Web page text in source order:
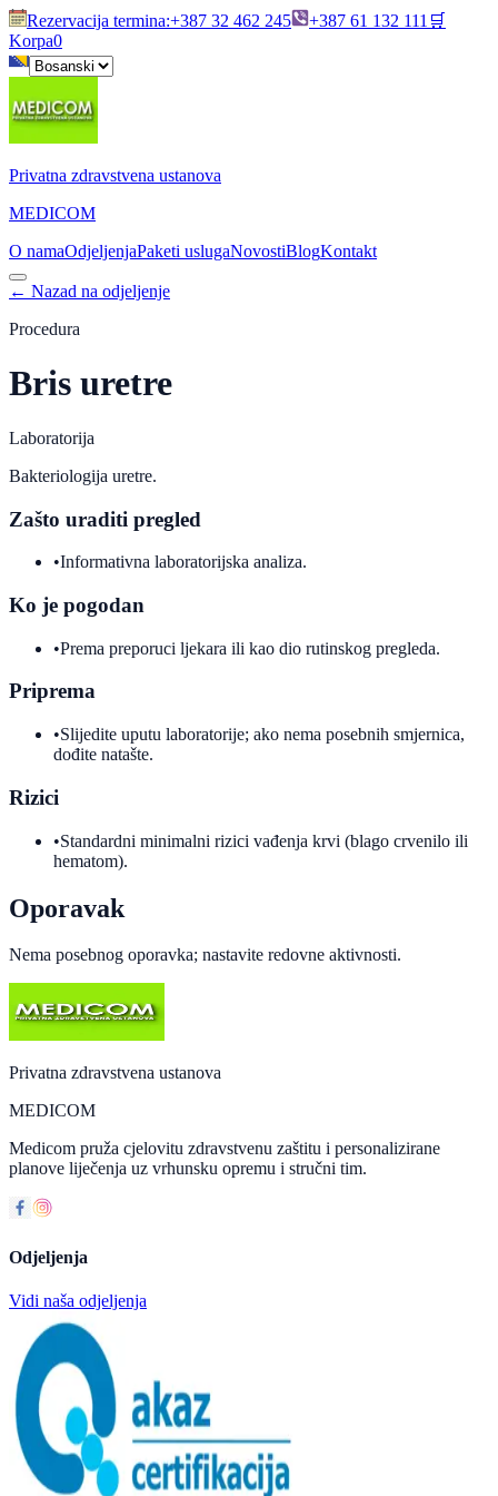
Rezervacija termina:+387 32 462 245 +387 61 132 111 🛒
Korpa0
Privatna zdravstvena ustanova
MEDICOM
O namaOdjeljenjaPaketi uslugaNovostiBlogKontakt
← Nazad na odjeljenje
Procedura
Bris uretre
Laboratorija
Bakteriologija uretre.
Zašto uraditi pregled
•Informativna laboratorijska analiza.
Ko je pogodan
•Prema preporuci ljekara ili kao dio rutinskog pregleda.
Priprema
•Slijedite uputu laboratorije; ako nema posebnih smjernica,
dođite natašte.
Rizici
•Standardni minimalni rizici vađenja krvi (blago crvenilo ili
hematom).
Oporavak
Nema posebnog oporavka; nastavite redovne aktivnosti.
Privatna zdravstvena ustanova
MEDICOM
Medicom pruža cjelovitu zdravstvenu zaštitu i personalizirane
planove liječenja uz vrhunsku opremu i stručni tim.
Odjeljenja
Vidi naša odjeljenja